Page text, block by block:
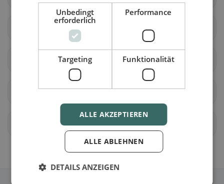
Choulex
Collex-Bossy Collonge-Bellerive
Cologny Confignon
Dardagny
Unbedingt
erforderlich
Performance
Targeting Funktionalität
ALLE AKZEPTIEREN
ALLE ABLEHNEN
DETAILS ANZEIGEN